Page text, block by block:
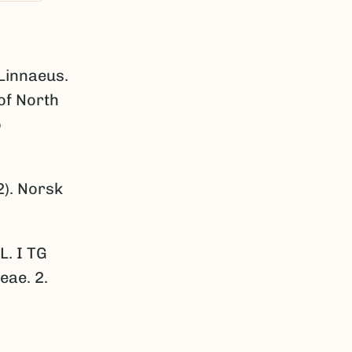
North
Norsk
I TG
2.